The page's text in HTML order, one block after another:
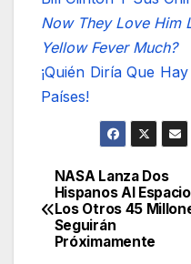
Now They Love Him
Yellow Fever Much?
¡Quién Diría Que
Países!
de
NASA Lanza Dos
Hispanos Al
Los Otros 45
Seguirán
Próximamente